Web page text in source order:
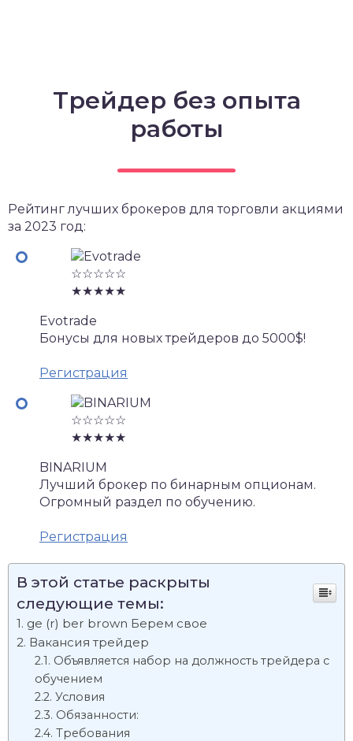
Трейдер без опыта
работы
Рейтинг лучших брокеров для торговли акциями
за 2023 год:
☆☆☆☆☆
★★★★★
Evotrade
Бонусы для новых трейдеров до 5000$!
Регистрация
☆☆☆☆☆
★★★★★
BINARIUM
Лучший брокер по бинарным опционам.
Огромный раздел по обучению.
Регистрация
В этой статье раскрыты
следующие темы:
ge (r) ber brown Берем свое
Вакансия трейдер
Объявляется набор на должность трейдера с
обучением
Условия
Обязанности:
Требования